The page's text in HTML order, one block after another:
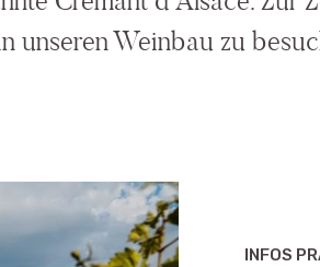
unseren Weinbau zu
INFOS